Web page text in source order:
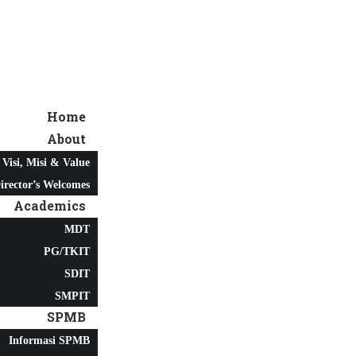
Home
About
Visi, Misi & Value
Welcomes
Academics
MDT
PG/TKIT
SDIT
SMPIT
SPMB
Informasi SPMB